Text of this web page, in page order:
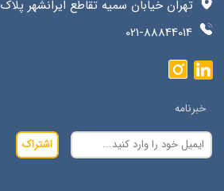
تهران خیابان سمیه تقاطع ایرانشهر پلاک 192 طبقه سوم واحد 11
021-88844014
خبرنامه
اشتراک